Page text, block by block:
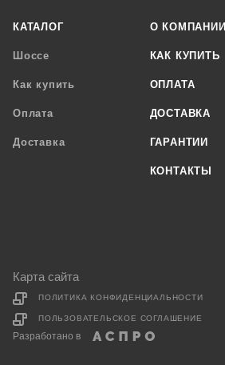
КАТАЛОГ
Шоссе
Как купить
Оплата
Доставка
О КОМПАНИИ
КАК КУПИТЬ
ОПЛАТА
ДОСТАВКА
ГАРАНТИИ
КОНТАКТЫ
Карта сайта
ПОЛИТИКА КОНФИДЕНЦИАЛЬНОСТИ
ПОЛЬЗОВАТЕЛЬСКОЕ СОГЛАШЕНИЕ
Разработано в